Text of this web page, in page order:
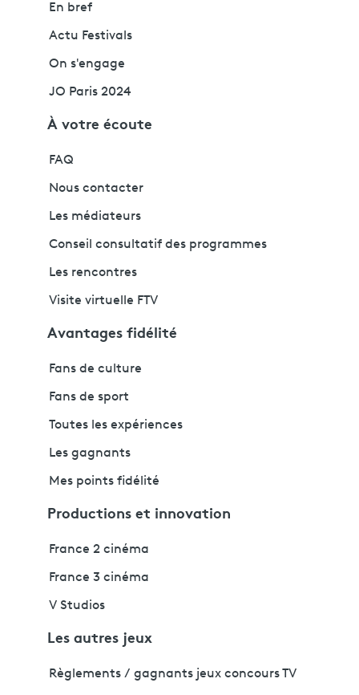
En bref
Actu Festivals
On s'engage
JO Paris 2024
À votre écoute
FAQ
Nous contacter
Les médiateurs
Conseil consultatif des programmes
Les rencontres
Visite virtuelle FTV
Avantages fidélité
Fans de culture
Fans de sport
Toutes les expériences
Les gagnants
Mes points fidélité
Productions et innovation
France 2 cinéma
France 3 cinéma
V Studios
Les autres jeux
Règlements / gagnants jeux concours TV